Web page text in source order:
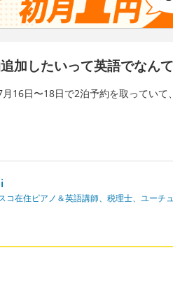
加したいって英語でなん
16日〜18日で2泊予約を取ってい
コ在住ピアノ＆英語講師、税理士、ユーチュ